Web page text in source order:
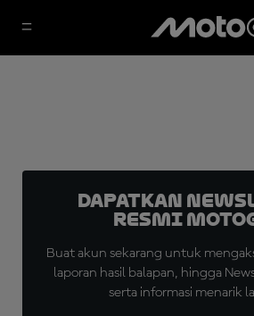
Dapatkan
Resmi
Buat akun sekarang untuk
laporan hasil balapan, hingga
serta informasi menarik